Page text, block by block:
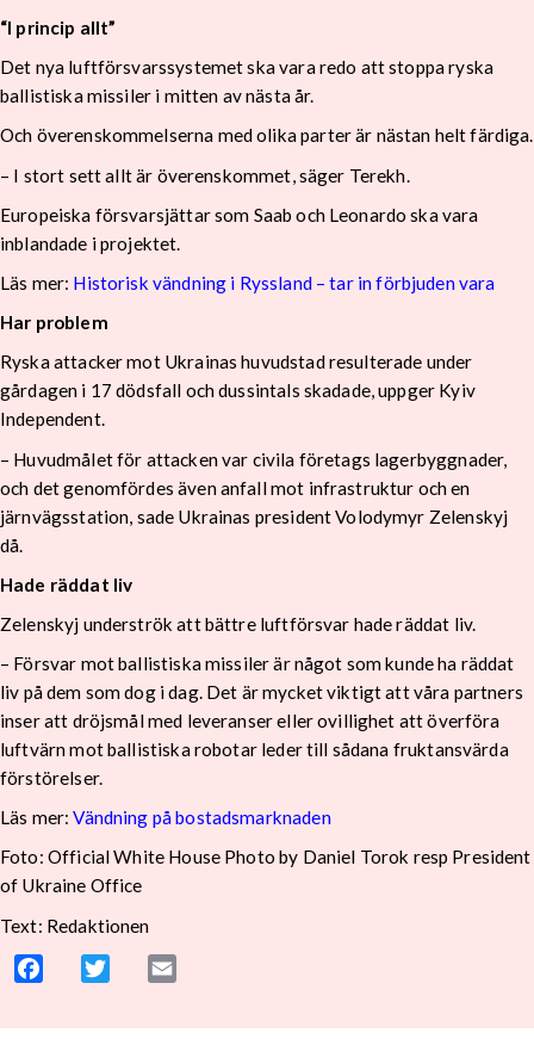
“I princip allt”
Det nya luftförsvarssystemet ska vara redo att stoppa ryska
ballistiska missiler i mitten av nästa år.
Och överenskommelserna med olika parter är nästan helt färdiga.
– I stort sett allt är överenskommet, säger Terekh.
Europeiska försvarsjättar som Saab och Leonardo ska vara
inblandade i projektet.
Läs mer: Historisk vändning i Ryssland – tar in förbjuden vara
Har problem
Ryska attacker mot Ukrainas huvudstad resulterade under
gårdagen i 17 dödsfall och dussintals skadade, uppger Kyiv
Independent.
– Huvudmålet för attacken var civila företags lagerbyggnader,
och det genomfördes även anfall mot infrastruktur och en
järnvägsstation, sade Ukrainas president Volodymyr Zelenskyj
då.
Hade räddat liv
Zelenskyj underströk att bättre luftförsvar hade räddat liv.
– Försvar mot ballistiska missiler är något som kunde ha räddat
liv på dem som dog i dag. Det är mycket viktigt att våra partners
inser att dröjsmål med leveranser eller ovillighet att överföra
luftvärn mot ballistiska robotar leder till sådana fruktansvärda
förstörelser.
Läs mer:Vändning på bostadsmarknaden
Foto: Official White House Photo by Daniel Torok resp President
of Ukraine Office
Text: Redaktionen
Facebook Twitter